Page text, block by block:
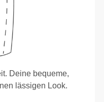
Deine bequeme,
lässigen Look.